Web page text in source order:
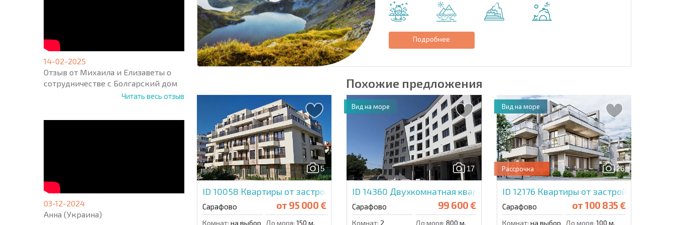
14-02-2025
Отзыв от Михаила и Елизаветы о
сотрудничестве с Болгарский дом
Читать весь отзыв
03-12-2024
Анна (Украина)
Отправить сообщение
Подробнее
Похожие предложения
5
ID 10058 Квартиры от застройщика в Флора Бич
Сарафово от 95 000 €
Комнат: на выбор До моря: 150 м.
17
ID 14360 Двухкомнатная квартира в Соле
Сарафово 99 600 €
Комнат: 2 До моря: 800 м.
Вид на море
26
Рассрочка
ID 12176 Квартиры от застройщика в
Сарафово от100 835 €
Комнат: на выбор До моря: 100 м.
Вид на море